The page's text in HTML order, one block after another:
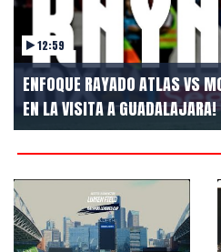
12:59
ENFOQUE RAYADO ATLAS VS
EN LA VISITA A GUADALAJARA!